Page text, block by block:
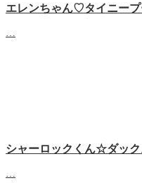
エレンちゃん♡タイニー
シャーロックくん☆ダック